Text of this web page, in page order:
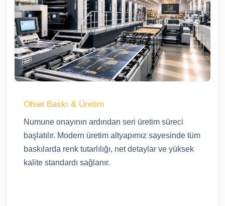
Ofset Baskı & Üretim
Numune onayının ardından seri üretim süreci
başlatılır. Modern üretim altyapımız sayesinde tüm
baskılarda renk tutarlılığı, net detaylar ve yüksek
kalite standardı sağlanır.